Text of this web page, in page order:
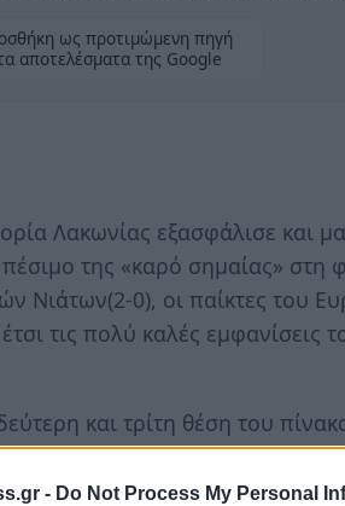
- Do Not Process My Personal
ως προτιμώμενη πηγή
αποτελέσματα της Google
Λακωνίας εξασφάλισε και
της «καρό σημαίας» στη
Νιάτων(2-0), οι παίκτες του
τις πολύ καλές εμφανίσεις
και τρίτη θέση του
εκτός έδρας ήττες από